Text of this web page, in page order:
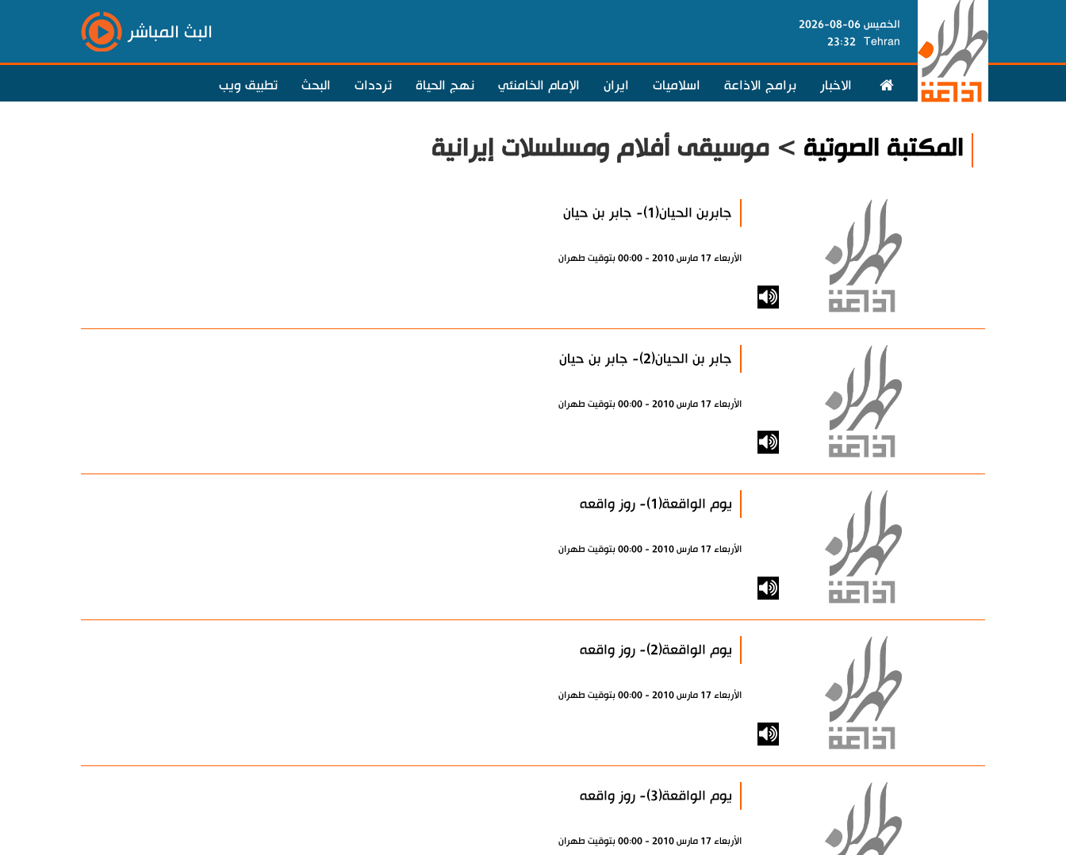
الخميس 06-08-2026
Tehran
23:32 البث المباشر
الاخبار برامج الاذاعة اسلاميات ايران الإمام الخامنئي نهج الحياة ترددات البحث تطبيق ويب
المكتبة الصوتية > موسيقى أفلام ومسلسلات إيرانية
جابربن الحيان(1)- جابر بن حيان
الأربعاء 17 مارس 2010 - 00:00 بتوقيت طهران
جابر بن الحيان(2)- جابر بن حيان
الأربعاء 17 مارس 2010 - 00:00 بتوقيت طهران
يوم الواقعة(1)- روز واقعه
الأربعاء 17 مارس 2010 - 00:00 بتوقيت طهران
يوم الواقعة(2)- روز واقعه
الأربعاء 17 مارس 2010 - 00:00 بتوقيت طهران
يوم الواقعة(3)- روز واقعه
الأربعاء 17 مارس 2010 - 00:00 بتوقيت طهران